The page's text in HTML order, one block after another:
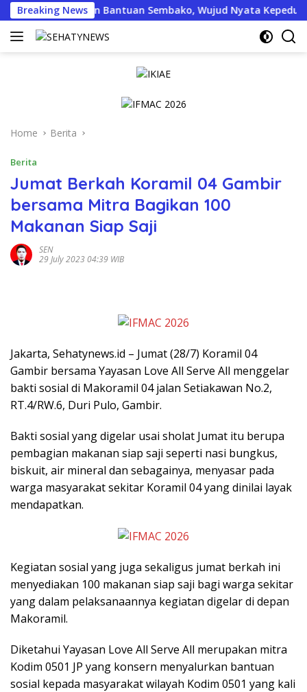
Skip
to
content
Breaking News
Salurkan Bantuan Sembako, Wujud Nyata Kepedulian
Home Berita
Berita
Jumat Berkah Koramil 04 Gambir
bersama Mitra Bagikan 100
Makanan Siap Saji
SEN
29 July 2023 04:39 WIB
Jakarta, Sehatynews.id – Jumat (28/7) Koramil 04
Gambir bersama Yayasan Love All Serve All menggelar
bakti sosial di Makoramil 04 jalan Setiakawan No.2,
RT.4/RW.6, Duri Pulo, Gambir.
Bakti sosial yang digelar usai sholat Jumat itu berupa
pembagian makanan siap saji seperti nasi bungkus,
biskuit, air mineral dan sebagainya, menyasar pada
warga masyarakat sekitar Koramil 04 yang dinilai layak
mendapatkan.
Kegiatan sosial yang juga sekaligus jumat berkah ini
menyediakan 100 makanan siap saji bagi warga sekitar
yang dalam pelaksanaannya kegiatan digelar di depan
Makoramil.
Diketahui Yayasan Love All Serve All merupakan mitra
Kodim 0501 JP yang konsern menyalurkan bantuan
sosial kepada masyarakat wilayah Kodim 0501 yang kali